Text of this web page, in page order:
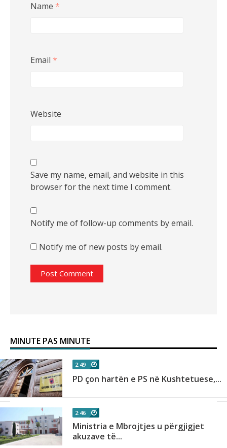
Name *
Email *
Website
Save my name, email, and website in this
browser for the next time I comment.
Notify me of follow-up comments by email.
Notify me of new posts by email.
MINUTE PAS MINUTE
2:49
PD çon hartën e PS në Kushtetuese,...
2:46
Ministria e Mbrojtjes u përgjigjet
akuzave të...